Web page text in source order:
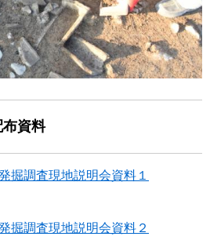
資料
掘調査現地説明会資料１
掘調査現地説明会資料２